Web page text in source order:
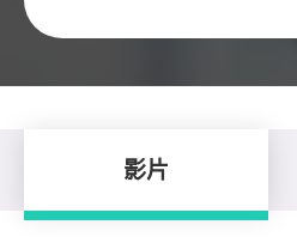
影片